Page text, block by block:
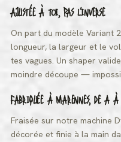
AJUSTÉE À TOI, PAS L'INVERSE
On part du modèle Variant
longueur, la largeur et le
tes vagues. Un shaper
moindre découpe —
FABRIQUÉE À MARENNES, DE A
Fraisée sur notre machine
décorée et finie à la main